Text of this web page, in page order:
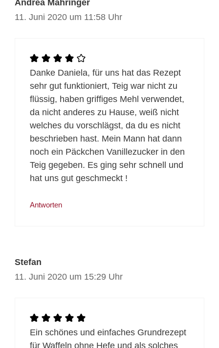
Andrea Mahringer
11. Juni 2020 um 11:58 Uhr
Danke Daniela, für uns hat das Rezept
sehr gut funktioniert, Teig war nicht zu
flüssig, haben griffiges Mehl verwendet,
da nicht anderes zu Hause, weiß nicht
welches du vorschlägst, da du es nicht
beschrieben hast. Mein Mann hat dann
noch ein Päckchen Vanillezucker in den
Teig gegeben. Es ging sehr schnell und
hat uns gut geschmeckt !
Antworten
Stefan
11. Juni 2020 um 15:29 Uhr
Ein schönes und einfaches Grundrezept
für Waffeln ohne Hefe und als solches